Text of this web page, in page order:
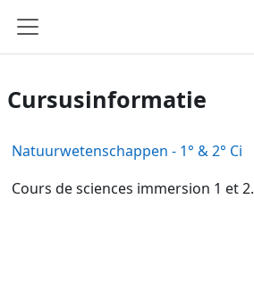
Zijpaneel
Cursusinformatie
Natuurwetenschappen - 1° & 2° Ci
Cours de sciences immersion 1 et 2.